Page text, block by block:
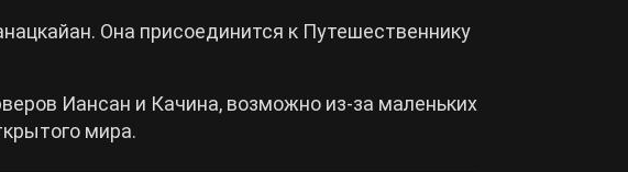
Она присоединится к Путешественнику
Иансан и Качина, возможно из-за маленьких
мира.